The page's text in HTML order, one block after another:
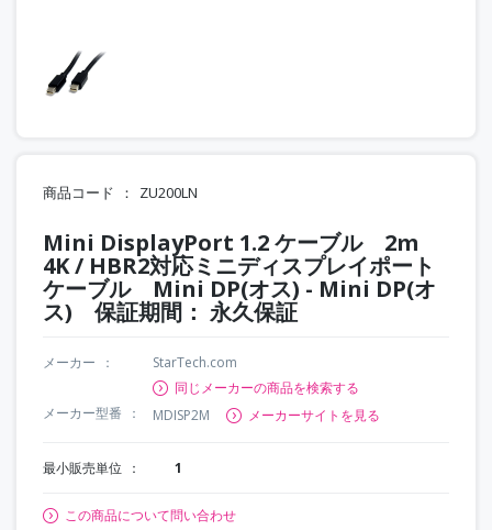
商品コード ZU200LN
Mini DisplayPort 1.2 ケーブル 2m
4K / HBR2対応ミニディスプレイポート
ケーブル Mini DP(オス) - Mini DP(オ
ス) 保証期間： 永久保証
メーカー
StarTech.com
同じメーカーの商品を検索する
メーカー型番
MDISP2M メーカーサイトを見る
最小販売単位 1
この商品について問い合わせ